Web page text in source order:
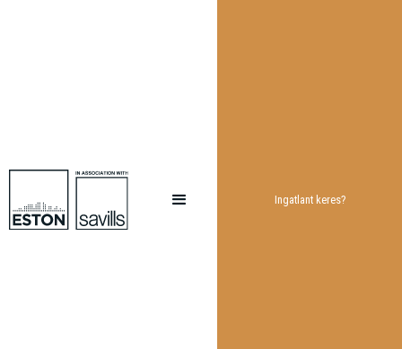
Ingatlant keres?